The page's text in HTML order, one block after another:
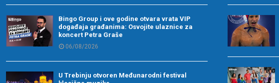
Bingo Group i ove godine otvara vrata VIP
događaja građanima: Osvojite ulaznice za
koncert Petra Graše
06/08/2026
U Trebinju otvoren Međunarodni festival